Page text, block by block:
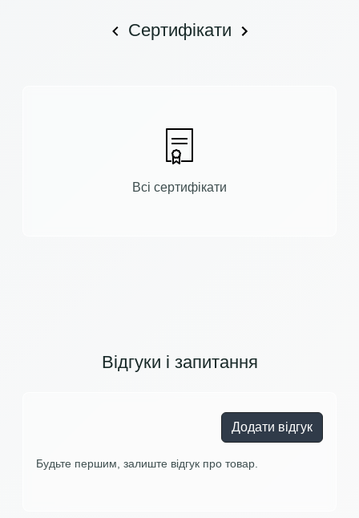
Сертифікати
Всі сертифікати
Відгуки і запитання
Додати відгук
Будьте першим, залиште відгук про товар.